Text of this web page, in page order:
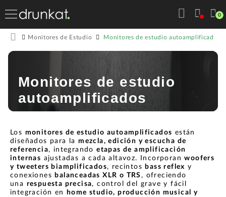
0
Monitores de Estudio Monitores de estudio autoamplificados
Monitores de estudio
autoamplificados
Los monitores de estudio autoamplificados están
diseñados para lamezcla, edición y escucha de
referencia, integrandoetapas de amplificación
internas ajustadas a cada altavoz. Incorporanwoofers
y tweeters biamplificados, recintos bass reflex y
conexiones balanceadas XLR o TRS, ofreciendo
una respuesta precisa, control del grave y fácil
integración en
home studio, producción musical y